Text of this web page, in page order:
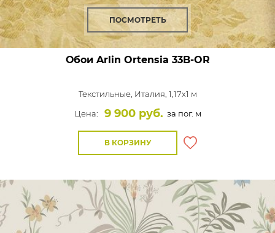
ПОСМОТРЕТЬ
Обои Arlin Ortensia 33B-OR
Текстильные, Италия, 1,17x1 м
Цена:
9 900 руб. за пог. м
В КОРЗИНУ